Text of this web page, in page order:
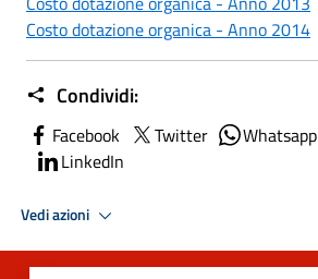
Costo dotazione organica - Anno 2014
Condividi:
Facebook Twitter Whatsapp
LinkedIn
Vedi azioni